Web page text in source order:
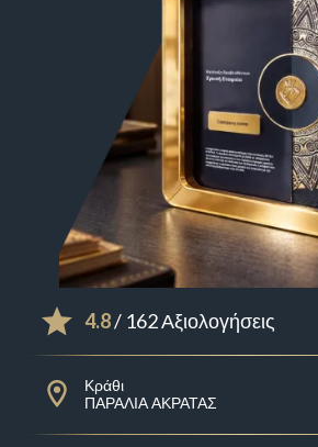
4.8/ 162 Αξιολογήσεις
Κράθι
ΠΑΡΑΛΙΑ ΑΚΡΑΤΑΣ